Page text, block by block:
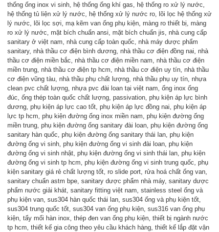
thống ống inox vi sinh, hệ thống ống khí gas, hệ thống ro xử lý nước,
hệ thống tủ liện xử lý nước, hệ thống xử lý nước ro, lõi lọc hệ thống xử
lý nước, lõi lọc sợi, mạ kẽm van ống phụ kiện, màng ro thiết bị, màng
ro xử lý nước, mặt bích chuẩn ansi, mặt bích chuẩn jis, nhà cung cấp
sanitary ở việt nam, nhà cung cấp toàn quốc, nhà máy dược phẩm
sanitary, nhà thầu cơ điện bình dương, nhà thầu cơ điện đồng nai, nhà
thầu cơ điện miền bắc, nhà thầu cơ điện miền nam, nhà thầu cơ điện
miền trung, nhà thầu cơ điện tp hcm, nhà thầu cơ điện uy tín, nhà thầu
cơ điện vũng tàu, nhà thầu phụ chất lượng, nhà thầu phụ uy tín, nhựa
clean pvc chất lượng, nhựa pvc đài loan tại việt nam, ống inox ống
đúc, ống thép toàn quốc chất lượng, passivation, phụ kiện áp lực bình
dương, phụ kiện áp lực cao tốt, phụ kiện áp lực đồng nai, phụ kiện áp
lực tp hcm, phụ kiện đường ống inox miền nam, phụ kiện đường ống
miền trung, phụ kiện đường ống sanitary đài loan, phụ kiện đường ống
sanitary hàn quốc, phụ kiện đường ống sanitary thái lan, phụ kiện
đường ống vi sinh, phụ kiện đường ống vi sinh đài loan, phụ kiện
đường ống vi sinh nhật, phụ kiện đường ống vi sinh thái lan, phụ kiện
đường ống vi sinh tp hcm, phụ kiện đường ống vi sinh trung quốc, phụ
kiện sanitary giá rẻ chất lượng tốt, ro slide port, rửa hoá chất ống van,
sanitary chuẩn astm bpe, sanitary dược phẩm nhà máy, sanitary dược
phẩm nước giải khát, sanitary fitting việt nam, stainless steel ống và
phụ kiện van, sus304 hàn quốc thái lan, sus304 ống và phụ kiện tốt,
sus304 trung quốc tốt, sus304 van ống phụ kiện, sus316 van ống phụ
kiện, tẩy mối hàn inox, thép đen van ống phụ kiện, thiết bị ngành nước
tp hcm, thiết kế gia công theo yêu cầu khách hàng, thiết kế lắp đặt vận